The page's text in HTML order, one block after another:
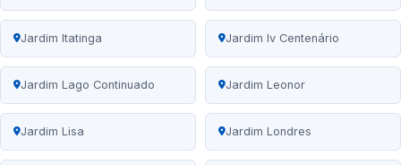
Jardim Itatinga Jardim Iv Centenário
Jardim Lago Continuado Jardim Leonor
Jardim Lisa Jardim Londres